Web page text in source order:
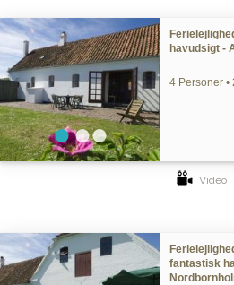
havudsigt -
4 Personer •
Video
fantastisk